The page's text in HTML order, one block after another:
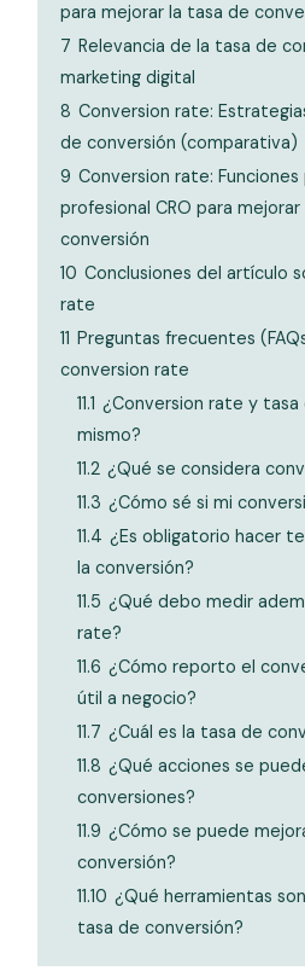
para mejorar la tasa de
7 Relevancia de la tasa de
marketing digital
8 Conversion rate:
de conversión (comparativa)
9 Conversion rate:
profesional CRO para
conversión
10 Conclusiones del artículo
rate
11 Preguntas frecuentes
conversion rate
11.1 ¿Conversion rate y tasa
mismo?
11.2 ¿Qué se considera
11.3 ¿Cómo sé si mi
11.4 ¿Es obligatorio hacer
la conversión?
11.5 ¿Qué debo medir
rate?
11.6 ¿Cómo reporto el
útil a negocio?
11.7 ¿Cuál es la tasa de
11.8 ¿Qué acciones se
conversiones?
11.9 ¿Cómo se puede
conversión?
11.10 ¿Qué herramientas
tasa de conversión?